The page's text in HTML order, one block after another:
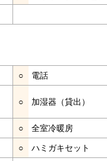
○ 電話
○ 加湿器（貸出）
○ 全室冷暖房
○ ハミガキセット